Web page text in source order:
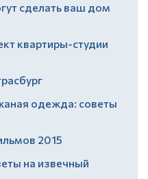
сделать ваш дом
квартиры-студии
одежда: советы
2015
на извечный